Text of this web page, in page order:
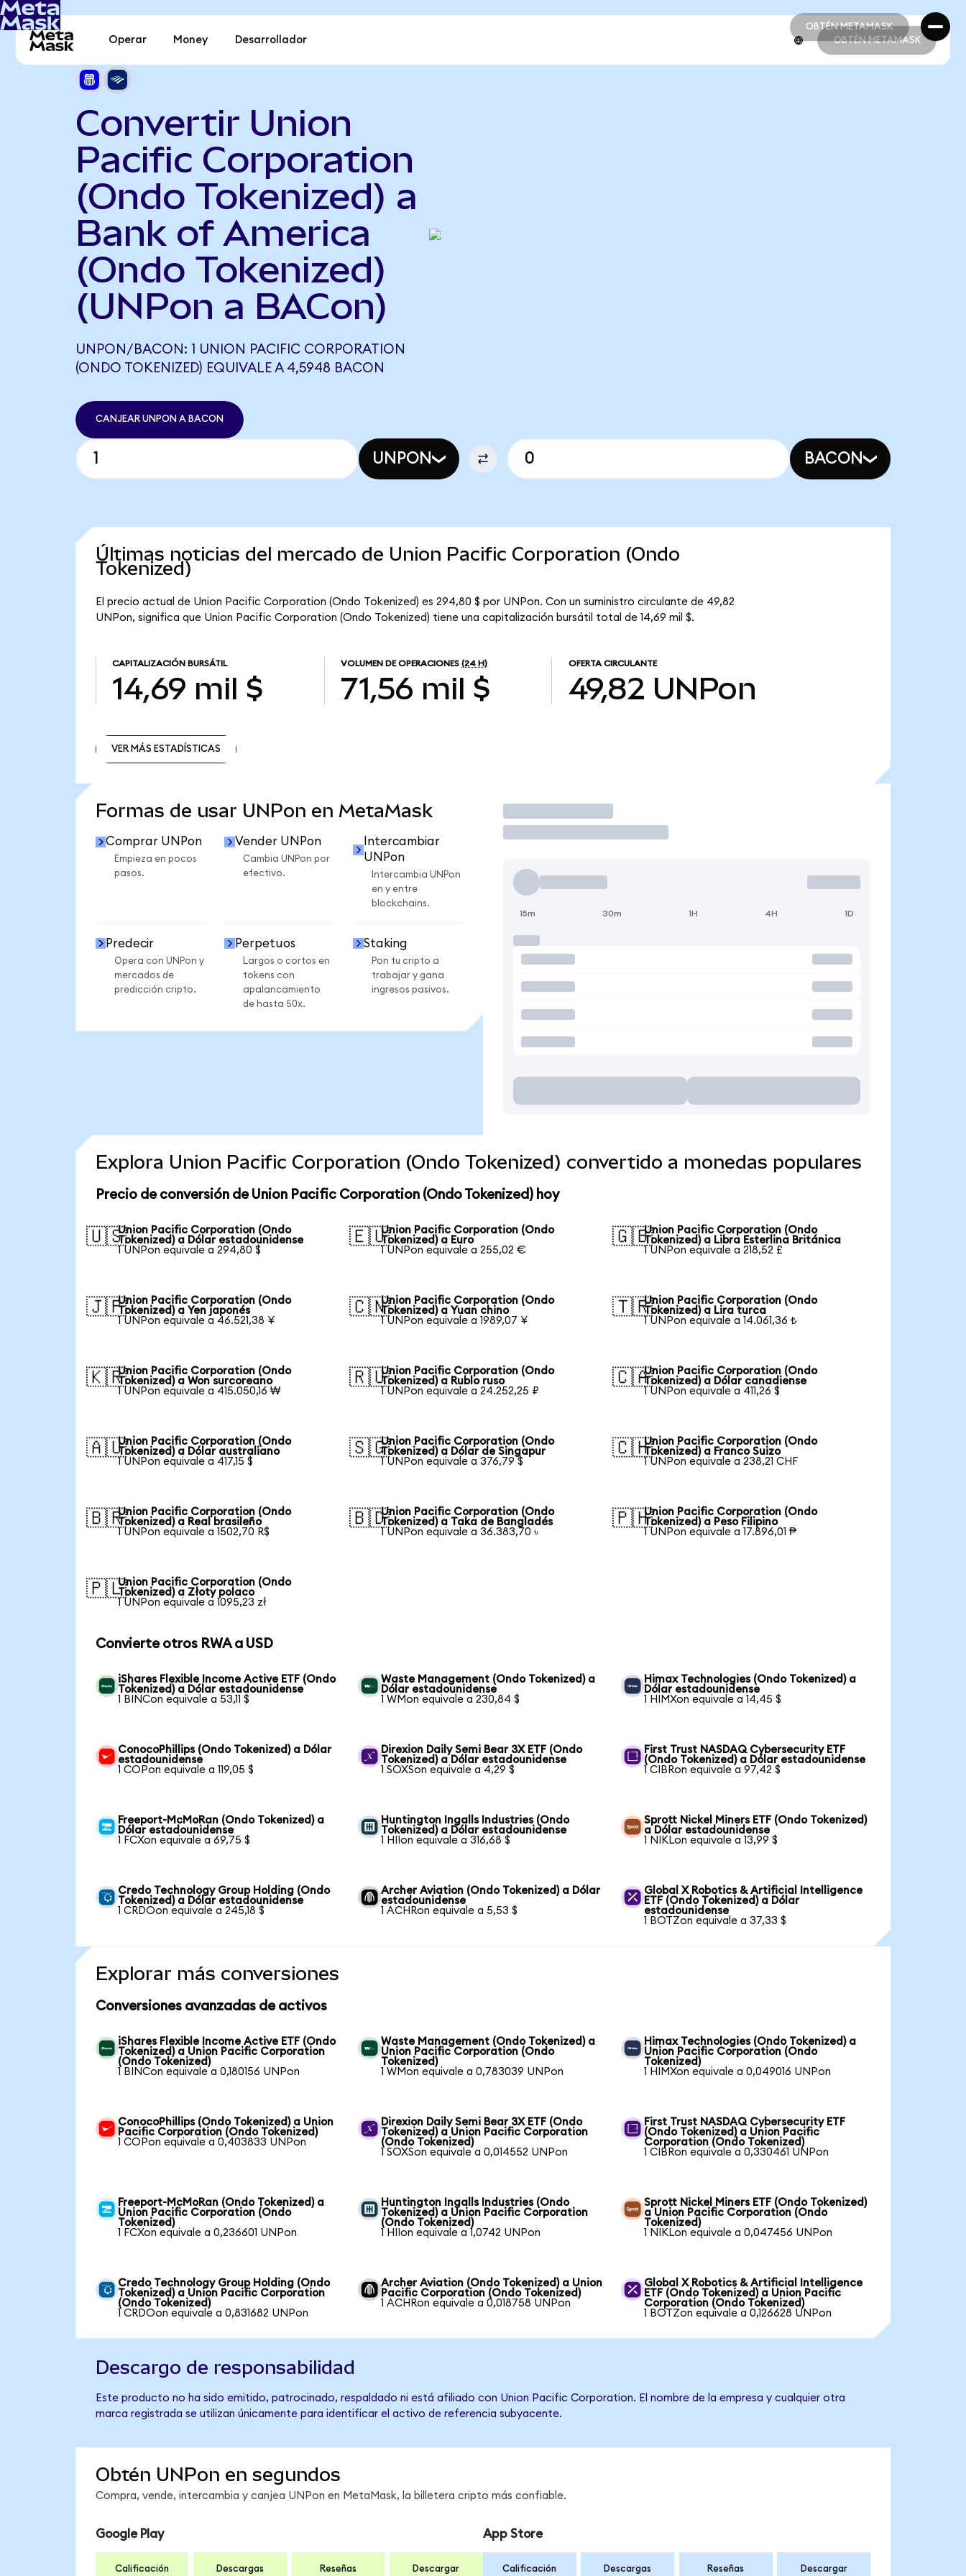
OBTÉN METAMASK
OBTÉN METAMASK
Operar Money Desarrollador OBTÉN METAMASK
Convertir Union
Pacific Corporation
(Ondo Tokenized) a
Bank of America
(Ondo Tokenized)
(UNPon a BACon)
UNPON/BACON: 1 UNION PACIFIC CORPORATION
(ONDO TOKENIZED) EQUIVALE A 4,5948 BACON
CANJEAR UNPON A BACON
UNPON BACON
Últimas noticias del mercado de Union Pacific Corporation (Ondo
Tokenized)
El precio actual de Union Pacific Corporation (Ondo Tokenized) es 294,80 $ por UNPon. Con un suministro circulante de 49,82
UNPon, significa que Union Pacific Corporation (Ondo Tokenized) tiene una capitalización bursátil total de 14,69 mil $.
CAPITALIZACIÓN BURSÁTIL
14,69 mil $
VOLUMEN DE OPERACIONES (24 H)
71,56 mil $
OFERTA CIRCULANTE
49,82 UNPon
VER MÁS ESTADÍSTICAS
Formas de usar UNPon en MetaMask
Comprar UNPon
Empieza en pocos
pasos.
Vender UNPon
Cambia UNPon por
efectivo.
Intercambiar
UNPon
Intercambia UNPon
en y entre
blockchains.
Predecir
Opera con UNPon y
mercados de
predicción cripto.
Perpetuos
Largos o cortos en
tokens con
apalancamiento
de hasta 50x.
Staking
Pon tu cripto a
trabajar y gana
ingresos pasivos.
Operar
15m 30m 1H 4H 1D
Explora Union Pacific Corporation (Ondo Tokenized) convertido a monedas populares
Precio de conversión de Union Pacific Corporation (Ondo Tokenized) hoy
🇺🇸Union Pacific Corporation (Ondo
Tokenized) a Dólar estadounidense
1 UNPon equivale a 294,80 $
🇪🇺Union Pacific Corporation (Ondo
Tokenized) a Euro
1 UNPon equivale a 255,02 €
🇬🇧Union Pacific Corporation (Ondo
Tokenized) a Libra Esterlina Británica
1 UNPon equivale a 218,52 £
🇯🇵Union Pacific Corporation (Ondo
Tokenized) a Yen japonés
1 UNPon equivale a 46.521,38 ¥
🇨🇳Union Pacific Corporation (Ondo
Tokenized) a Yuan chino
1 UNPon equivale a 1989,07 ¥
🇹🇷Union Pacific Corporation (Ondo
Tokenized) a Lira turca
1 UNPon equivale a 14.061,36 ₺
🇰🇷Union Pacific Corporation (Ondo
Tokenized) a Won surcoreano
1 UNPon equivale a 415.050,16 ₩
🇷🇺Union Pacific Corporation (Ondo
Tokenized) a Rublo ruso
1 UNPon equivale a 24.252,25 ₽
🇨🇦Union Pacific Corporation (Ondo
Tokenized) a Dólar canadiense
1 UNPon equivale a 411,26 $
🇦🇺Union Pacific Corporation (Ondo
Tokenized) a Dólar australiano
1 UNPon equivale a 417,15 $
🇸🇬Union Pacific Corporation (Ondo
Tokenized) a Dólar de Singapur
1 UNPon equivale a 376,79 $
🇨🇭Union Pacific Corporation (Ondo
Tokenized) a Franco Suizo
1 UNPon equivale a 238,21 CHF
🇧🇷Union Pacific Corporation (Ondo
Tokenized) a Real brasileño
1 UNPon equivale a 1502,70 R$
🇧🇩Union Pacific Corporation (Ondo
Tokenized) a Taka de Bangladés
1 UNPon equivale a 36.383,70 ৳
🇵🇭Union Pacific Corporation (Ondo
Tokenized) a Peso Filipino
1 UNPon equivale a 17.896,01 ₱
🇵🇱Union Pacific Corporation (Ondo
Tokenized) a Złoty polaco
1 UNPon equivale a 1095,23 zł
Convierte otros RWA a USD
iShares Flexible Income Active ETF (Ondo
Tokenized) a Dólar estadounidense
1 BINCon equivale a 53,11 $
Waste Management (Ondo Tokenized) a
Dólar estadounidense
1 WMon equivale a 230,84 $
Himax Technologies (Ondo Tokenized) a
Dólar estadounidense
1 HIMXon equivale a 14,45 $
ConocoPhillips (Ondo Tokenized) a Dólar
estadounidense
1 COPon equivale a 119,05 $
Direxion Daily Semi Bear 3X ETF (Ondo
Tokenized) a Dólar estadounidense
1 SOXSon equivale a 4,29 $
First Trust NASDAQ Cybersecurity ETF
(Ondo Tokenized) a Dólar estadounidense
1 CIBRon equivale a 97,42 $
Freeport-McMoRan (Ondo Tokenized) a
Dólar estadounidense
1 FCXon equivale a 69,75 $
Huntington Ingalls Industries (Ondo
Tokenized) a Dólar estadounidense
1 HIIon equivale a 316,68 $
Sprott Nickel Miners ETF (Ondo Tokenized)
a Dólar estadounidense
1 NIKLon equivale a 13,99 $
Credo Technology Group Holding (Ondo
Tokenized) a Dólar estadounidense
1 CRDOon equivale a 245,18 $
Archer Aviation (Ondo Tokenized) a Dólar
estadounidense
1 ACHRon equivale a 5,53 $
Global X Robotics & Artificial Intelligence
ETF (Ondo Tokenized) a Dólar
estadounidense
1 BOTZon equivale a 37,33 $
Explorar más conversiones
Conversiones avanzadas de activos
iShares Flexible Income Active ETF (Ondo
Tokenized) a Union Pacific Corporation
(Ondo Tokenized)
1 BINCon equivale a 0,180156 UNPon
Waste Management (Ondo Tokenized) a
Union Pacific Corporation (Ondo
Tokenized)
1 WMon equivale a 0,783039 UNPon
Himax Technologies (Ondo Tokenized) a
Union Pacific Corporation (Ondo
Tokenized)
1 HIMXon equivale a 0,049016 UNPon
ConocoPhillips (Ondo Tokenized) a Union
Pacific Corporation (Ondo Tokenized)
1 COPon equivale a 0,403833 UNPon
Direxion Daily Semi Bear 3X ETF (Ondo
Tokenized) a Union Pacific Corporation
(Ondo Tokenized)
1 SOXSon equivale a 0,014552 UNPon
First Trust NASDAQ Cybersecurity ETF
(Ondo Tokenized) a Union Pacific
Corporation (Ondo Tokenized)
1 CIBRon equivale a 0,330461 UNPon
Freeport-McMoRan (Ondo Tokenized) a
Union Pacific Corporation (Ondo
Tokenized)
1 FCXon equivale a 0,236601 UNPon
Huntington Ingalls Industries (Ondo
Tokenized) a Union Pacific Corporation
(Ondo Tokenized)
1 HIIon equivale a 1,0742 UNPon
Sprott Nickel Miners ETF (Ondo Tokenized)
a Union Pacific Corporation (Ondo
Tokenized)
1 NIKLon equivale a 0,047456 UNPon
Credo Technology Group Holding (Ondo
Tokenized) a Union Pacific Corporation
(Ondo Tokenized)
1 CRDOon equivale a 0,831682 UNPon
Archer Aviation (Ondo Tokenized) a Union
Pacific Corporation (Ondo Tokenized)
1 ACHRon equivale a 0,018758 UNPon
Global X Robotics & Artificial Intelligence
ETF (Ondo Tokenized) a Union Pacific
Corporation (Ondo Tokenized)
1 BOTZon equivale a 0,126628 UNPon
Descargo de responsabilidad
Este producto no ha sido emitido, patrocinado, respaldado ni está afiliado con Union Pacific Corporation. El nombre de la empresa y cualquier otra
marca registrada se utilizan únicamente para identificar el activo de referencia subyacente.
Obtén UNPon en segundos
Compra, vende, intercambia y canjea UNPon en MetaMask, la billetera cripto más confiable.
Google Play
Calificación Descargas Reseñas Descargar
App Store
Calificación Descargas Reseñas Descargar